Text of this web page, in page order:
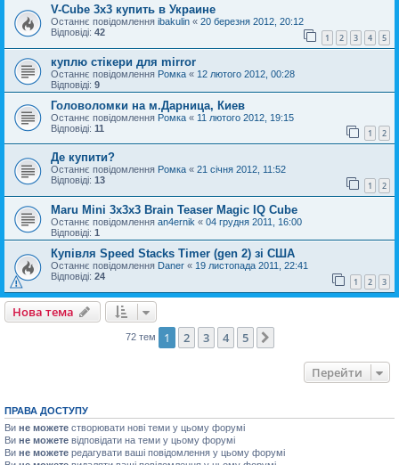
V-Cube 3x3 купить в Украине
Останнє повідомлення ibakulin « 20 березня 2012, 20:12
Відповіді: 42 1 2 3 4 5
куплю стікери для mirror
Останнє повідомлення Ромка « 12 лютого 2012, 00:28
Відповіді: 9
Головоломки на м.Дарница, Киев
Останнє повідомлення Ромка « 11 лютого 2012, 19:15
Відповіді: 11 1 2
Де купити?
Останнє повідомлення Ромка « 21 січня 2012, 11:52
Відповіді: 13 1 2
Maru Mini 3x3x3 Brain Teaser Magic IQ Cube
Останнє повідомлення an4ernik « 04 грудня 2011, 16:00
Відповіді: 1
Купівля Speed Stacks Timer (gen 2) зі США
Останнє повідомлення Daner « 19 листопада 2011, 22:41
Відповіді: 24 1 2 3
Нова тема
72 тем 1 2 3 4 5
Перейти
ПРАВА ДОСТУПУ
Ви не можете створювати нові теми у цьому форумі
Ви не можете відповідати на теми у цьому форумі
Ви не можете редагувати ваші повідомлення у цьому форумі